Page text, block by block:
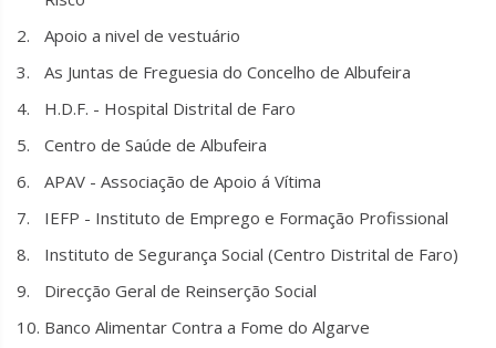
Apoio a nivel de vestuário
As Juntas de Freguesia do Concelho de Albufeira
H.D.F. - Hospital Distrital de Faro
Centro de Saúde de Albufeira
APAV - Associação de Apoio á Vítima
IEFP - Instituto de Emprego e Formação Profissional
Instituto de Segurança Social (Centro Distrital de Faro)
Direcção Geral de Reinserção Social
Banco Alimentar Contra a Fome do Algarve